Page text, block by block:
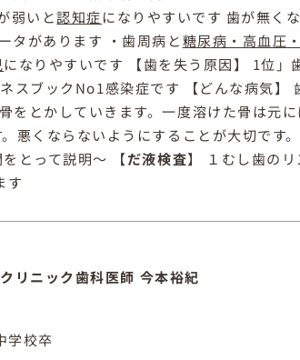
弱いと認知症になりやすいです 歯が無く
タがあります ・歯周病と糖尿病・高血圧
になりやすいです 【歯を失う原因】 1位」
スブックNo1感染症です 【どんな病気】
をとかしていきます。一度溶けた骨は元
悪くならないようにすることが大切です
とって説明～ 【だ液検査】 １むし歯の
す
リニック歯科医師 今本裕紀
学校卒